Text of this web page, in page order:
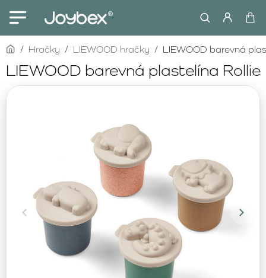
LIEWOOD barevná plastelína Rollie
homeHračky LIEWOOD hračky LIEWOOD barevná